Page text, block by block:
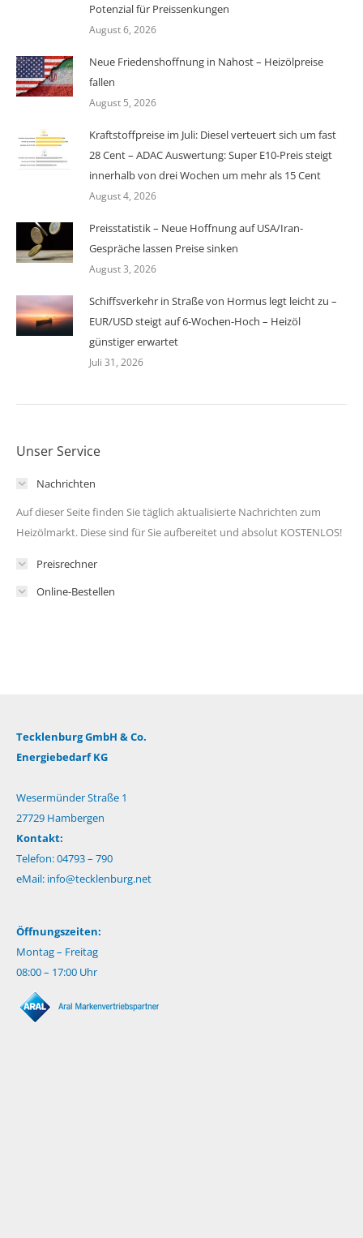
Potenzial für Preissenkungen
August 6, 2026
Neue Friedenshoffnung in Nahost – Heizölpreise
fallen
August 5, 2026
Kraftstoffpreise im Juli: Diesel verteuert sich um fast
28 Cent – ADAC Auswertung: Super E10-Preis steigt
innerhalb von drei Wochen um mehr als 15 Cent
August 4, 2026
Preisstatistik – Neue Hoffnung auf USA/Iran-
Gespräche lassen Preise sinken
August 3, 2026
Schiffsverkehr in Straße von Hormus legt leicht zu –
EUR/USD steigt auf 6-Wochen-Hoch – Heizöl
günstiger erwartet
Juli 31, 2026
Unser Service
Nachrichten
Auf dieser Seite finden Sie täglich aktualisierte Nachrichten zum
Heizölmarkt. Diese sind für Sie aufbereitet und absolut KOSTENLOS!
Preisrechner
Online-Bestellen
Tecklenburg GmbH & Co.
Energiebedarf KG
Wesermünder Straße 1
27729 Hambergen
Kontakt:
Telefon: 04793 – 790
eMail: info@tecklenburg.net
Öffnungszeiten:
Montag – Freitag
08:00 – 17:00 Uhr